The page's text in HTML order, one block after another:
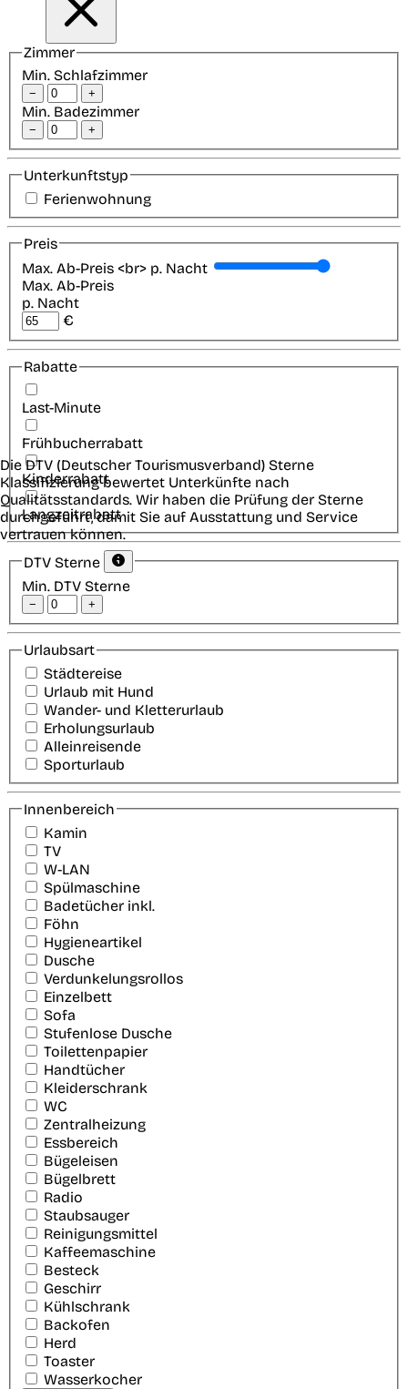
Zimmer
Min. Schlafzimmer
− +
Min. Badezimmer
− +
Unterkunftstyp
Ferienwohnung
Preis
Max. Ab-Preis <br> p. Nacht
Max. Ab-Preis
p. Nacht
€
Rabatte
Last-Minute
Frühbucherrabatt
Kinderrabatt
Langzeitrabatt
DTV Sterne
Min. DTV Sterne
− +
Die DTV (Deutscher Tourismusverband) Sterne
Klassifizierung bewertet Unterkünfte nach
Qualitätsstandards. Wir haben die Prüfung der Sterne
durchgeführt, damit Sie auf Ausstattung und Service
vertrauen können.
Urlaubsart
Städtereise
Urlaub mit Hund
Wander- und Kletterurlaub
Erholungsurlaub
Alleinreisende
Sporturlaub
Innenbereich
Kamin
TV
W-LAN
Spülmaschine
Badetücher inkl.
Föhn
Hygieneartikel
Dusche
Verdunkelungsrollos
Einzelbett
Sofa
Stufenlose Dusche
Toilettenpapier
Handtücher
Kleiderschrank
WC
Zentralheizung
Essbereich
Bügeleisen
Bügelbrett
Radio
Staubsauger
Reinigungsmittel
Kaffeemaschine
Besteck
Geschirr
Kühlschrank
Backofen
Herd
Toaster
Wasserkocher